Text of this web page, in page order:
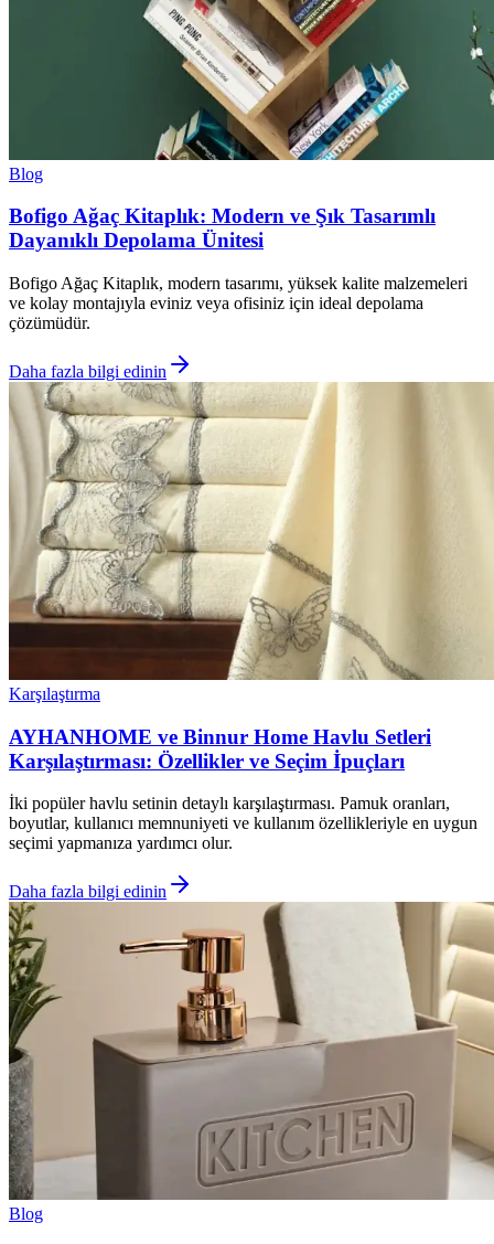
Blog
Bofigo Ağaç Kitaplık: Modern ve Şık Tasarımlı
Dayanıklı Depolama Ünitesi
Bofigo Ağaç Kitaplık, modern tasarımı, yüksek kalite malzemeleri
ve kolay montajıyla eviniz veya ofisiniz için ideal depolama
çözümüdür.
Daha fazla bilgi edinin
Karşılaştırma
AYHANHOME ve Binnur Home Havlu Setleri
Karşılaştırması: Özellikler ve Seçim İpuçları
İki popüler havlu setinin detaylı karşılaştırması. Pamuk oranları,
boyutlar, kullanıcı memnuniyeti ve kullanım özellikleriyle en uygun
seçimi yapmanıza yardımcı olur.
Daha fazla bilgi edinin
Blog